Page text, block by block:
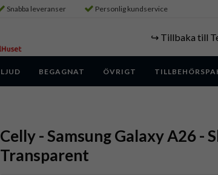
Snabba leveranser Personlig kundservice
↪️ Tillbaka till
LJUD BEGAGNAT ÖVRIGT
Celly - Samsung Galaxy A26 -
Transparent